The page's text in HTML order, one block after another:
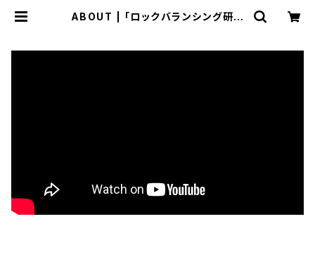
ABOUT | 「ロックバランシング研究